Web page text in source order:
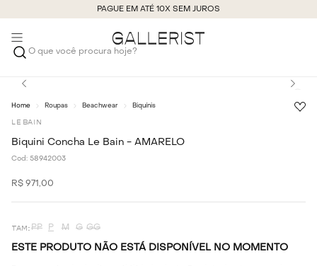
PAGUE EM ATÉ 10X SEM JUROS
O que você procura hoje?
Roupas Beachwear Biquínis
LE BAIN
Biquini Concha Le Bain - AMARELO
Cod: 58942003
R$ 971 ,00
PP P M G GG
ESTE PRODUTO NÃO ESTÁ DISPONÍVEL NO MOMENTO